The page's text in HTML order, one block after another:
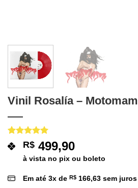
Vinil Rosalía –
Avaliado
como5de
5, com
1
avaliação
de cliente
R$ 499,90
à vista no pix ou boleto
Em até 3x de R$ 166,63 sem